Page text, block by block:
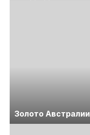
Золото Австралии